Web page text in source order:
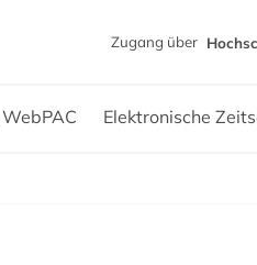
Zugang über
Elektronische